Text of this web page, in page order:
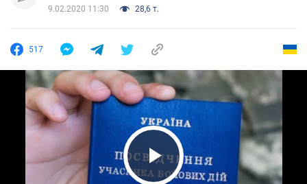
9.02.2020 11:30 28,6 т.
517